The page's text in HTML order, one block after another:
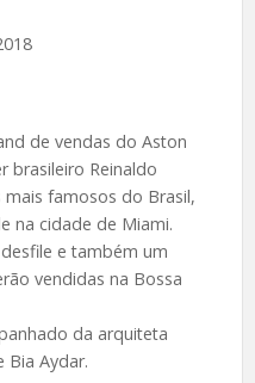
de vendas do Aston
brasileiro Reinaldo
famosos do Brasil,
na cidade de Miami.
e também um
vendidas na Bossa
da arquiteta
Bia Aydar.